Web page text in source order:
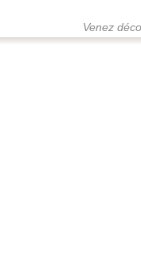
Venez